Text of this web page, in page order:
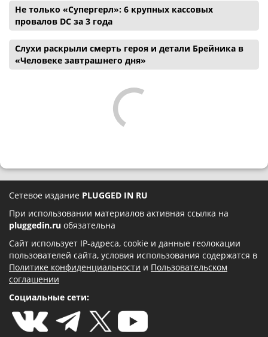
Не только «Супергерл»: 6 крупных кассовых
провалов DC за 3 года
Слухи раскрыли смерть героя и детали Брейника в
«Человеке завтрашнего дня»
Сетевое издание PLUGGED IN RU
При использовании материалов активная ссылка на
pluggedin.ru обязательна
Сайт использует IP-адреса, cookie и данные геолокации
пользователей сайта, условия использования содержатся в
Политике конфиденциальности и Пользовательском
соглашении
Социальные сети: